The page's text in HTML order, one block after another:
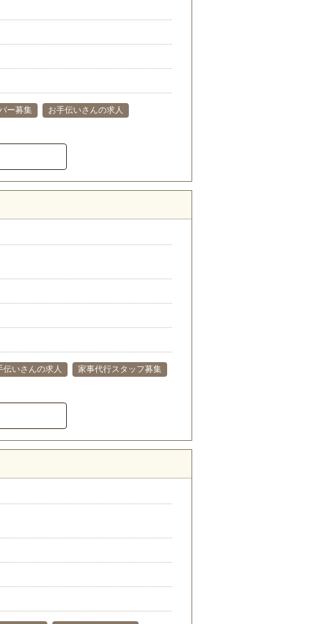
ー募集
お手伝いさんの求人
伝いさんの求人
家事代行スタッフ募集